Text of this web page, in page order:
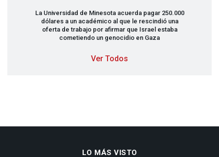
La Universidad de Minesota acuerda pagar 250.000
dólares a un académico al que le rescindió una
oferta de trabajo por afirmar que Israel estaba
cometiendo un genocidio en Gaza
Ver Todos
LO MÁS VISTO